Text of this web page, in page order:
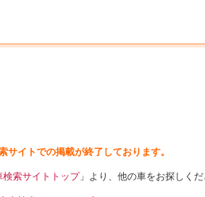
サイトでの掲載が終了しております。
検索サイトトップ」より、他の車をお探しくだ